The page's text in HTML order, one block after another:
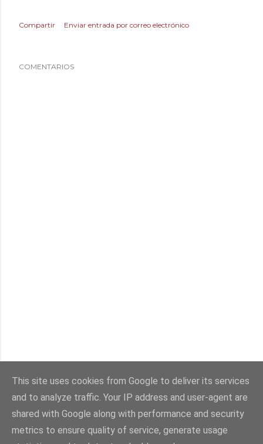
Compartir Enviar entrada por correo electrónico
COMENTARIOS
Con la tecnología de Blogger
Imágenes del tema:sebastian-julian
This site uses cookies from Google to deliver its services
and to analyze traffic. Your IP address and user-agent are
shared with Google along with performance and security
metrics to ensure quality of service, generate usage